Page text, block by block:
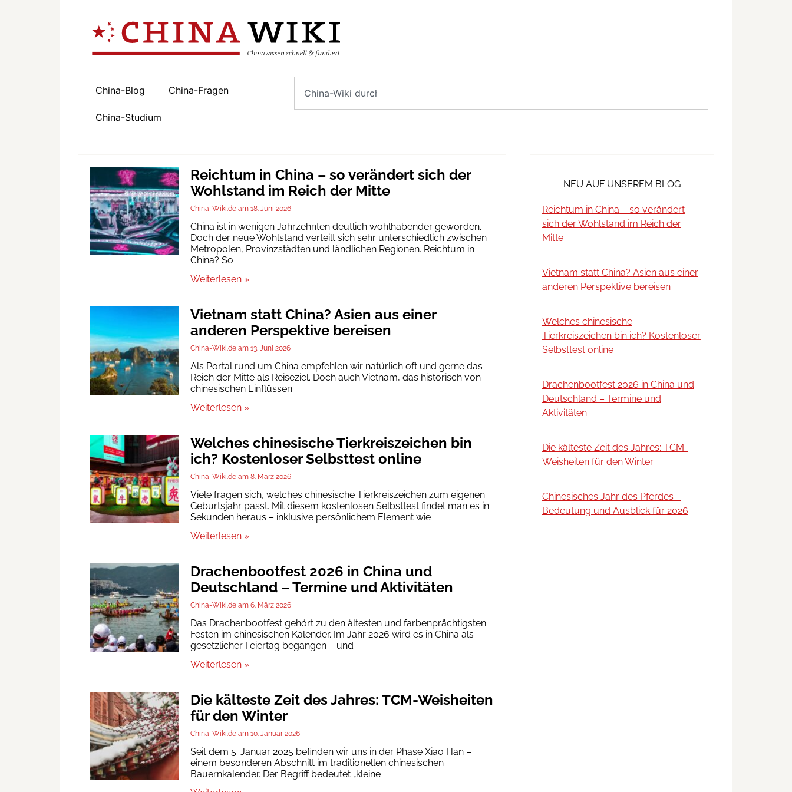
China-Blog China-Fragen
China-Studium
Reichtum in China – so verändert sich der
Wohlstand im Reich der Mitte
China-Wiki.de 18. Juni 2026
China ist in wenigen Jahrzehnten deutlich wohlhabender geworden.
Doch der neue Wohlstand verteilt sich sehr unterschiedlich zwischen
Metropolen, Provinzstädten und ländlichen Regionen. Reichtum in
China? So
Weiterlesen »
Vietnam statt China? Asien aus einer
anderen Perspektive bereisen
China-Wiki.de 13. Juni 2026
Als Portal rund um China empfehlen wir natürlich oft und gerne das
Reich der Mitte als Reiseziel. Doch auch Vietnam, das historisch von
chinesischen Einflüssen
Weiterlesen »
Welches chinesische Tierkreiszeichen bin
ich? Kostenloser Selbsttest online
China-Wiki.de 8. März 2026
Viele fragen sich, welches chinesische Tierkreiszeichen zum eigenen
Geburtsjahr passt. Mit diesem kostenlosen Selbsttest findet man es in
Sekunden heraus – inklusive persönlichem Element wie
Weiterlesen »
Drachenbootfest 2026 in China und
Deutschland – Termine und Aktivitäten
China-Wiki.de 6. März 2026
Das Drachenbootfest gehört zu den ältesten und farbenprächtigsten
Festen im chinesischen Kalender. Im Jahr 2026 wird es in China als
gesetzlicher Feiertag begangen – und
Weiterlesen »
Die kälteste Zeit des Jahres: TCM-Weisheiten
für den Winter
China-Wiki.de 10. Januar 2026
Seit dem 5. Januar 2025 befinden wir uns in der Phase Xiao Han –
einem besonderen Abschnitt im traditionellen chinesischen
Bauernkalender. Der Begriff bedeutet „kleine
NEU AUF UNSEREM BLOG
Reichtum in China – so verändert
sich der Wohlstand im Reich der
Mitte
Vietnam statt China? Asien aus einer
anderen Perspektive bereisen
Welches chinesische
Tierkreiszeichen bin ich? Kostenloser
Selbsttest online
Drachenbootfest 2026 in China und
Deutschland – Termine und
Aktivitäten
Die kälteste Zeit des Jahres: TCM-
Weisheiten für den Winter
Chinesisches Jahr des Pferdes –
Bedeutung und Ausblick für 2026